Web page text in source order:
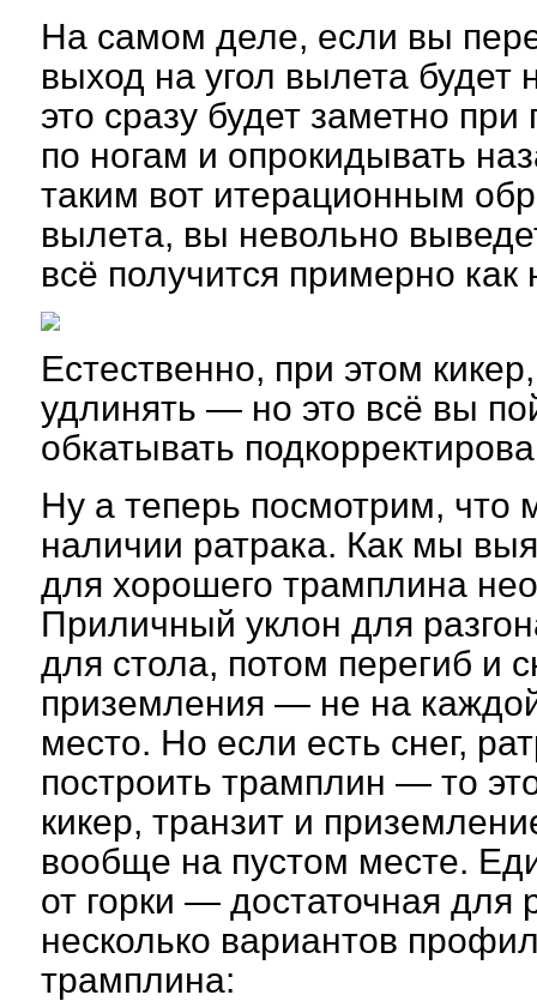
Hа самом деле, если вы
выход на угол вылета будет
это сразу будет заметно
по ногам и опрокидывать
таким вот итерационным
вылета, вы невольно
всё получится примерно как
Естественно, при этом
удлинять — но это всё вы
обкатывать
Ну а теперь посмотрим, что
наличии ратрака. Как мы
для хорошего трамплина
Приличный уклон для
для стола, потом перегиб и
приземления — не на
место. Но если есть снег,
построить трамплин — то
кикер, транзит и
вообще на пустом месте.
от горки — достаточная для
несколько вариантов
трамплина: